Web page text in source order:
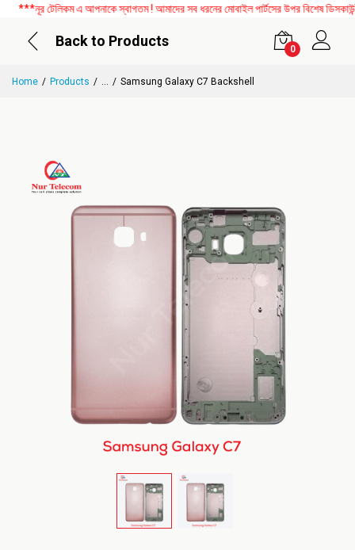
টেলিকম এ আপনাকে স্বাগতম ! আমাদের সব ধরনের মোবাইল পার্টসের উপর বিশেষ
Back to Products
0
Home Products ... Samsung Galaxy C7 Backshell